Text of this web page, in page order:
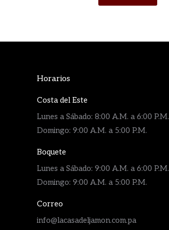
Horarios
Costa del Este
Lunes a Sábado: 8:00 A.M. a 6:00 P.M.
Domingo: 9:00 A.M. a 5:00 P.M.
Boquete
Lunes a Sábado: 9:00 A.M. a 6:00 P.M.
Domingo: 9:00 A.M. a 5:00 P.M.
Correo
info@lacasadeljamon.com.pa